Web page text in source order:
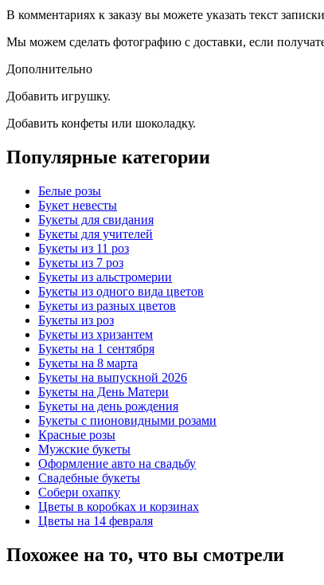
В комментариях к заказу вы можете указать текст
Мы можем сделать фотографию с доставки, если
Дополнительно
Добавить игрушку.
Добавить конфеты или шоколадку.
Популярные категории
Белые розы
Букет невесты
Букеты для свидания
Букеты для учителей
Букеты из 11 роз
Букеты из 7 роз
Букеты из альстромерии
Букеты из одного вида цветов
Букеты из разных цветов
Букеты из роз
Букеты из хризантем
Букеты на 1 сентября
Букеты на 8 марта
Букеты на выпускной 2026
Букеты на День Матери
Букеты на день рождения
Букеты с пионовидными розами
Красные розы
Мужские букеты
Оформление авто на свадьбу
Свадебные букеты
Собери охапку
Цветы в коробках и корзинах
Цветы на 14 февраля
Похожее на то, что вы смотрели